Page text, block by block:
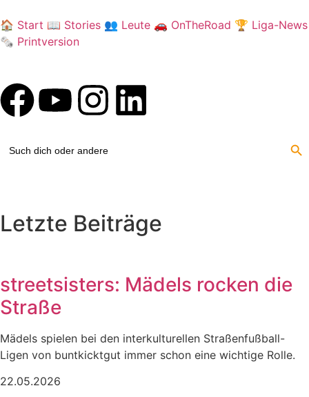
🏠 Start 📖 Stories 👥 Leute 🚗 OnTheRoad 🏆 Liga-News
🗞️ Printversion
for:
Letzte Beiträge
streetsisters: Mädels rocken die
Straße
Mädels spielen bei den interkulturellen Straßenfußball-
Ligen von buntkicktgut immer schon eine wichtige Rolle.
22.05.2026